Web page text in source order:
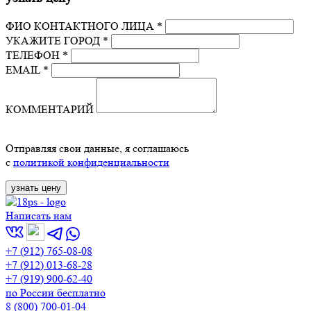
ФИО КОНТАКТНОГО ЛИЦА *
УКАЖИТЕ ГОРОД *
ТЕЛЕФОН *
EMAIL *
КОММЕНТАРИЙ
Отправляя свои данные, я соглашаюсь
с политикой конфиденциальности
Написать нам
+7 (912) 765-08-08
+7 (912) 013-68-28
+7 (919) 900-62-40
по России бесплатно
8 (800) 700-01-04